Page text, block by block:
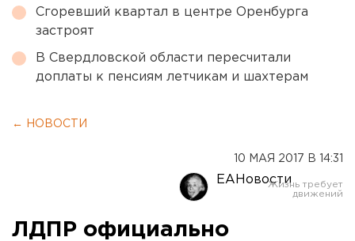
Сгоревший квартал в центре Оренбурга
застроят
В Свердловской области пересчитали
доплаты к пенсиям летчикам и шахтерам
← НОВОСТИ
10 МАЯ 2017 В 14:31
ЕАНовости
ЛДПР официально